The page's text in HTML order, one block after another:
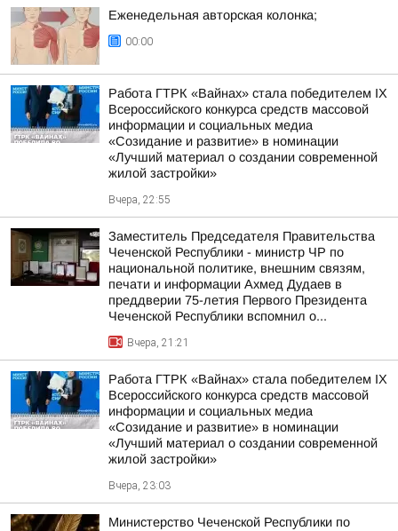
Еженедельная авторская колонка;
00:00
Работа ГТРК «Вайнах» стала победителем IX
Всероссийского конкурса средств массовой
информации и социальных медиа
«Созидание и развитие» в номинации
«Лучший материал о создании современной
жилой застройки»
Вчера, 22:55
Заместитель Председателя Правительства
Чеченской Республики - министр ЧР по
национальной политике, внешним связям,
печати и информации Ахмед Дудаев в
преддверии 75-летия Первого Президента
Чеченской Республики вспомнил о...
Вчера, 21:21
Работа ГТРК «Вайнах» стала победителем IX
Всероссийского конкурса средств массовой
информации и социальных медиа
«Созидание и развитие» в номинации
«Лучший материал о создании современной
жилой застройки»
Вчера, 23:03
Министерство Чеченской Республики по